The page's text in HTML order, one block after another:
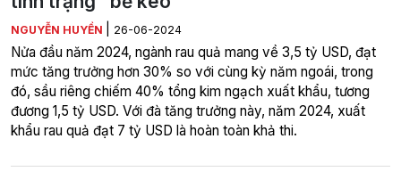
NGUYỄN HUYỀN 26-06-2024
Nửa đầu năm 2024, ngành rau quả mang về 3,5 tỷ USD, đạt
mức tăng trưởng hơn 30% so với cùng kỳ năm ngoái, trong
đó, sầu riêng chiếm 40% tổng kim ngạch xuất khẩu, tương
đương 1,5 tỷ USD. Với đà tăng trưởng này, năm 2024, xuất
khẩu rau quả đạt 7 tỷ USD là hoàn toàn khả thi.